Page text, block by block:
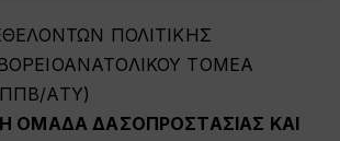
ΠΟΛΙΤΙΚΗΣ
ΤΟΜΕΑ
ΑΤΥ)
ΟΜΑΔΑ ΔΑΣΟΠΡΟΣΤΑΣΙΑΣ ΚΑΙ